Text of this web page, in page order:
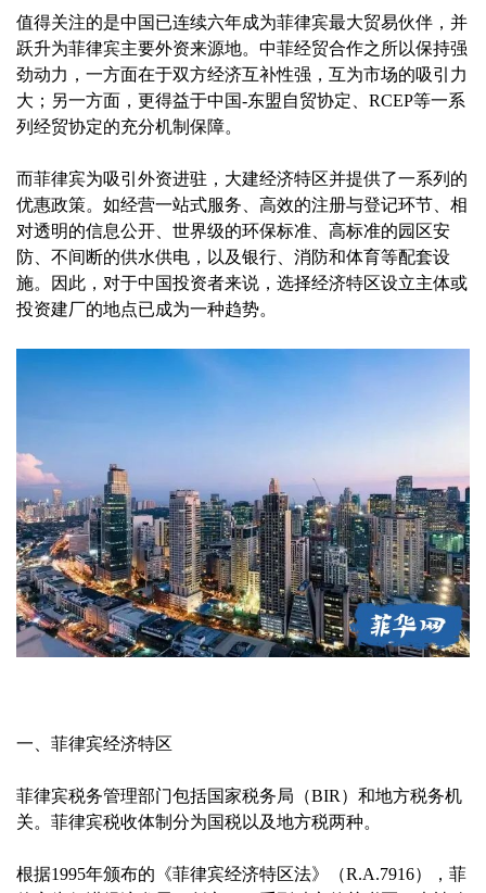
值得关注的是中国已连续六年成为菲律宾最大贸易伙伴，并
跃升为菲律宾主要外资来源地。中菲经贸合作之所以保持强
劲动力，一方面在于双方经济互补性强，互为市场的吸引力
大；另一方面，更得益于中国-东盟自贸协定、RCEP等一系
列经贸协定的充分机制保障。
而菲律宾为吸引外资进驻，大建经济特区并提供了一系列的
优惠政策。如经营一站式服务、高效的注册与登记环节、相
对透明的信息公开、世界级的环保标准、高标准的园区安
防、不间断的供水供电，以及银行、消防和体育等配套设
施。因此，对于中国投资者来说，选择经济特区设立主体或
投资建厂的地点已成为一种趋势。
一、菲律宾经济特区
菲律宾税务管理部门包括国家税务局（BIR）和地方税务机
关。菲律宾税收体制分为国税以及地方税两种。
根据1995年颁布的《菲律宾经济特区法》（R.A.7916），菲